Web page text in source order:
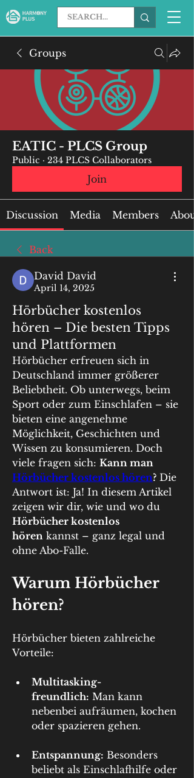
Groups
EATIC - PLCS Group
Public · 234 PLCS Collaborators
Join
Discussion Media Members About
Back
David David
April 14, 2025
Hörbücher kostenlos
hören – Die besten Tipps
und Plattformen
Hörbücher erfreuen sich in
Deutschland immer größerer
Beliebtheit. Ob unterwegs, beim
Sport oder zum Einschlafen – sie
bieten eine angenehme
Möglichkeit, Geschichten und
Wissen zu konsumieren. Doch
viele fragen sich:
Hörbücher kostenlos hören? Die
Antwort ist: Ja! In diesem Artikel
Hörbücher kostenlos
hören kannst – ganz legal und
ohne Abo-Falle.
Warum Hörbücher
hören?
Hörbücher bieten zahlreiche
Vorteile:
Multitasking-
freundlich: Man kann
nebenbei aufräumen, kochen
oder spazieren gehen.
Entspannung: Besonders
beliebt als Einschlafhilfe oder